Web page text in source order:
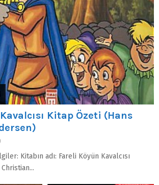
Kitap Özeti (Hans
Kitabın adı: Fareli Köyün Kavalcısı